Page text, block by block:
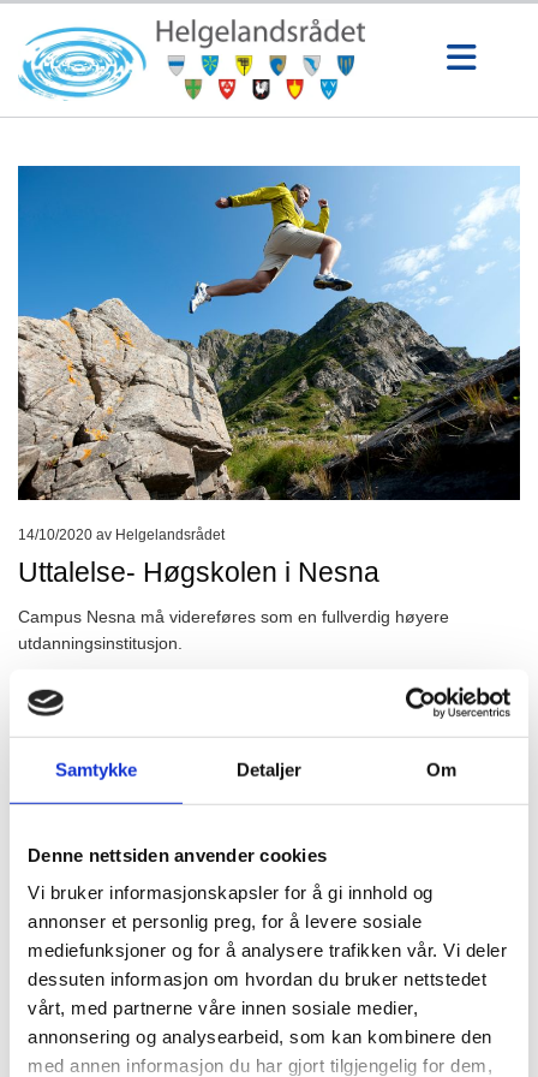
Samtykke Detaljer Om
Denne nettsiden anvender cookies
Vi bruker informasjonskapsler for å gi innhold og
annonser et personlig preg, for å levere sosiale
mediefunksjoner og for å analysere trafikken vår. Vi deler
dessuten informasjon om hvordan du bruker nettstedet
vårt, med partnerne våre innen sosiale medier,
annonsering og analysearbeid, som kan kombinere den
med annen informasjon du har gjort tilgjengelig for dem,
14/10/2020 av Helgelandsrådet
Uttalelse- Høgskolen i Nesna
Campus Nesna må videreføres som en fullverdig høyere
utdanningsinstitusjon.
Rekruttering av lærere, barnehagelærere, helsepersonell og
andre profesjoner innenfor tjenestetilbudet i kommunene, er helt
avgjørende for å sikre velferdstilbudene og dermed bidra til
Nasjonalt søker over seksti prosent av de studerende seg til
jobber i det området der de har tatt sin utdanning. På Helgeland
er over sytti prosent av lærerne utdannet ved Høgskolen i
Nesna/Campus Nesna. For barnehagelærerne er prosenten om
lag nitti. Over nitti prosent av de som tok sin utdanning ved
på Helgeland. Campus Nesna og sykepleierutdanningen i